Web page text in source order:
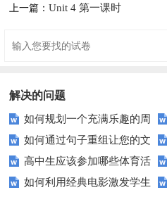
上一篇：Unit 4 第一课时
解决的问题
如何规划一个充满乐趣的周
末？这些活动不容错过！
如何通过句子重组让您的文
章更吸引人？
高中生应该参加哪些体育活
动才能更好地促进身心健康？
如何利用经典电影激发学生